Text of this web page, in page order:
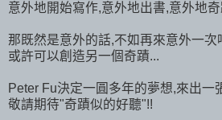
意外地開始寫作,意外地出書,意外地
那既然是意外的話,不如再來意外一次
或許可以創造另一個奇蹟...
Peter Fu決定一圓多年的夢想,來出一
敬請期待"奇蹟似的好聽"!!